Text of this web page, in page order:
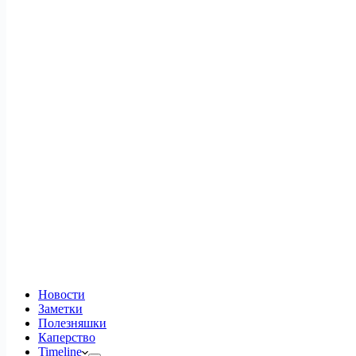
Новости
Заметки
Полезняшки
Каперство
Timeline